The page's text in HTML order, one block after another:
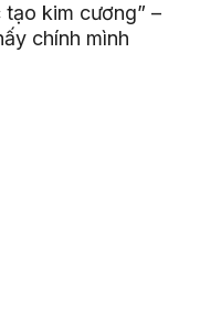
kim cương” –
chính mình